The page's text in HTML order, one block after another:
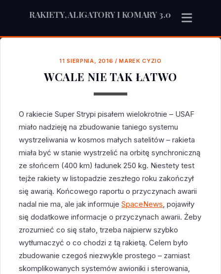
RAKIETY, ALIGATORY I KOMARY 3.0
11 SIERPNIA, 2016 /MAREK CYZIO
WCALE NIE TAK ŁATWO
O rakiecie Super Strypi pisałem wielokrotnie – USAF
miało nadzieję na zbudowanie taniego systemu
wystrzeliwania w kosmos małych satelitów – rakieta
miała być w stanie wystrzelić na orbitę synchroniczną
ze słońcem (400 km) ładunek 250 kg. Niestety test
tejże rakiety w listopadzie zeszłego roku zakończył
się awarią. Końcowego raportu o przyczynach awarii
nadal nie ma, ale jak informujeSpaceNews, pojawiły
się dodatkowe informacje o przyczynach awarii. Żeby
zrozumieć co się stało, trzeba najpierw szybko
wytłumaczyć o co chodzi z tą rakietą. Celem było
zbudowanie czegoś niezwykle prostego – zamiast
skomplikowanych systemów awioniki i sterowania,